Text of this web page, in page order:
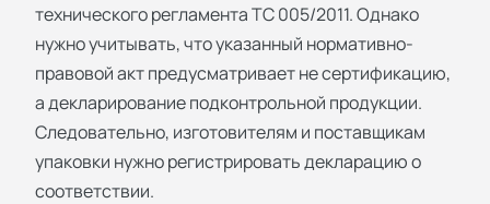
технического регламента ТС 005/2011. Однако
нужно учитывать, что указанный нормативно-
правовой акт предусматривает не сертификацию,
а декларирование подконтрольной продукции.
Следовательно, изготовителям и поставщикам
упаковки нужно регистрировать декларацию о
соответствии.